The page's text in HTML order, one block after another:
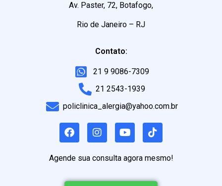
Av. Paster, 72, Botafogo,
Rio de Janeiro – RJ
Contato:
21 9 9086-7309
21 2543-1939
policlinica_alergia@yahoo.com.br
Agende sua consulta agora mesmo!